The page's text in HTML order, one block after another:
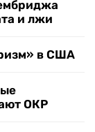
и лжи
в США
ОКР